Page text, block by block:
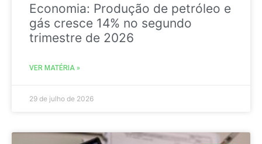
Economia: Produção de petróleo e
gás cresce 14% no segundo
trimestre de 2026
VER MATÉRIA »
29 de julho de 2026